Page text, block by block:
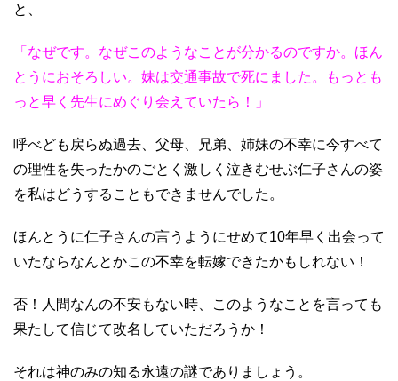
と、
「なぜです。なぜこのようなことが分かるのですか。ほん
とうにおそろしい。妹は交通事故で死にました。もっとも
っと早く先生にめぐり会えていたら！」
呼べども戻らぬ過去、父母、兄弟、姉妹の不幸に今すべて
の理性を失ったかのごとく激しく泣きむせぶ仁子さんの姿
を私はどうすることもできませんでした。
ほんとうに仁子さんの言うようにせめて10年早く出会って
いたならなんとかこの不幸を転嫁できたかもしれない！
否！人間なんの不安もない時、このようなことを言っても
果たして信じて改名していただろうか！
それは神のみの知る永遠の謎でありましょう。